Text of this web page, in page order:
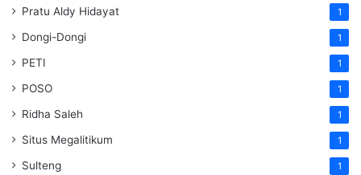
Pratu Aldy Hidayat 1
Dongi-Dongi 1
PETI 1
POSO 1
Ridha Saleh 1
Situs Megalitikum 1
Sulteng 1